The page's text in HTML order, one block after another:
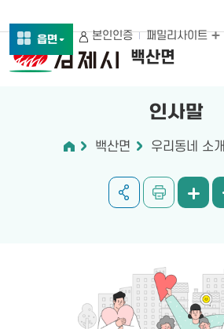
백산면
읍면 본인인증 패밀리사이트
인사말
백산면 우리동네 소개